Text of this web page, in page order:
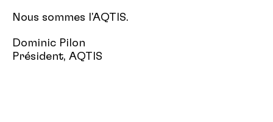
Nous sommes l'AQTIS.
Dominic Pilon
Président, AQTIS